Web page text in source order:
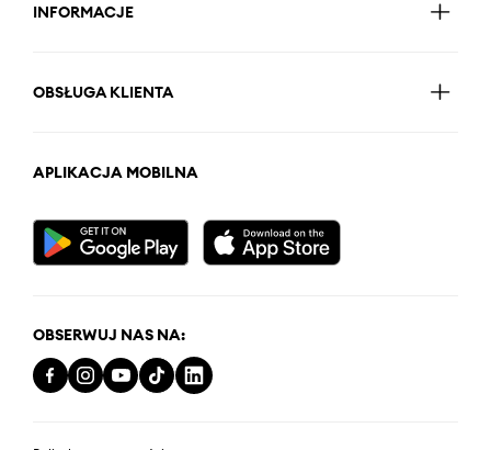
INFORMACJE
OBSŁUGA KLIENTA
APLIKACJA MOBILNA
OBSERWUJ NAS NA: